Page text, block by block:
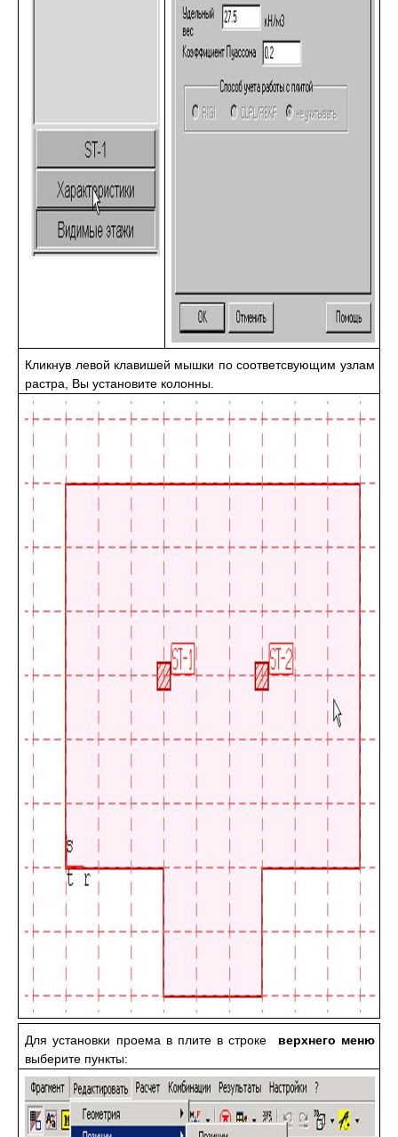
Кликнув левой клавишей мышки по соответсвующим узлам
растра, Вы установите колонны.
Для установки проема в плите в строке верхнего меню
выберите пункты: